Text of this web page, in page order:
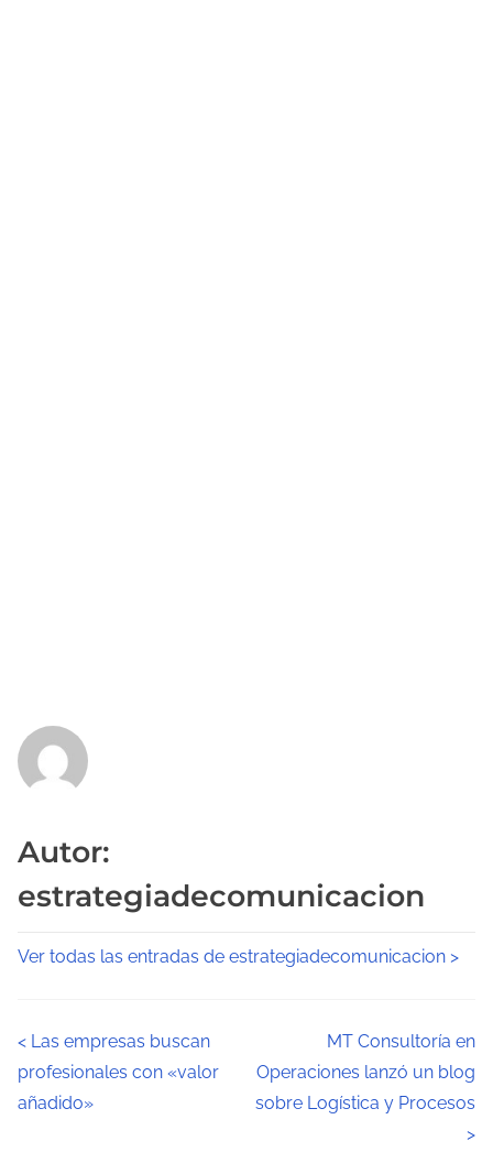
Autor:
estrategiadecomunicacion
Ver todas las entradas de estrategiadecomunicacion >
N
a
< Las empresas buscan
profesionales con «valor
añadido»
MT Consultoría en
Operaciones lanzó un blog
sobre Logística y Procesos
>